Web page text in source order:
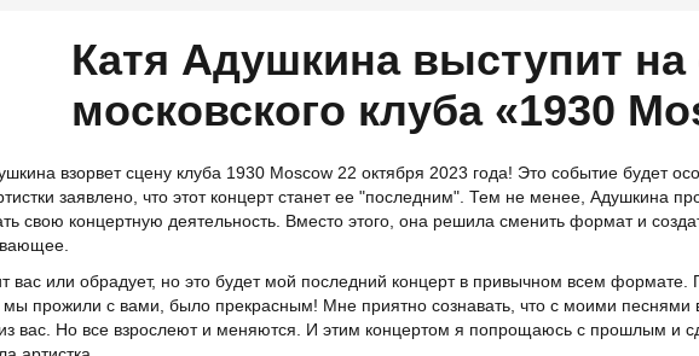
Катя Адушкина выступит на
московского клуба «1930
взорвет сцену клуба 1930 Moscow 22 октября 2023 года! Это событие будет
заявлено, что этот концерт станет ее "последним". Тем не менее, Адушкина
свою концертную деятельность. Вместо этого, она решила сменить формат и
вас или обрадует, но это будет мой последний концерт в привычном всем формате.
мы прожили с вами, было прекрасным! Мне приятно сознавать, что с моими песнями
вас. Но все взрослеют и меняются. И этим концертом я попрощаюсь с прошлым и